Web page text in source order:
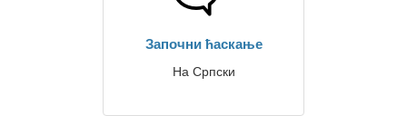
Започни ћаскање
На Српски